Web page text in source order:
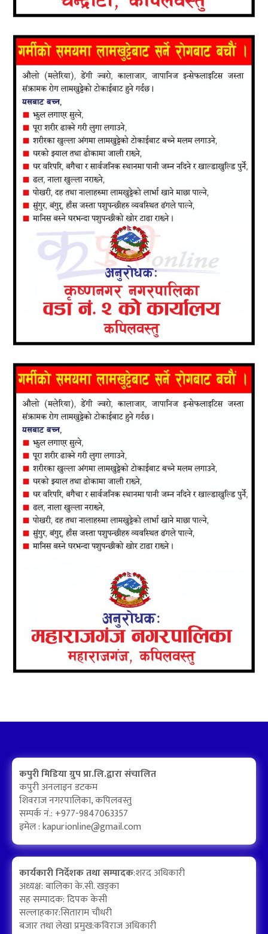
कपुरी मिडिया ग्रुप प्रा.लि.द्वारा संचालित
कपुरी अनलाइन डटकम
शिवराज नगरपालिका, कपिलवस्तु
सम्पर्क नं.: +977-9847063357
इमेल :kapurionline@gmail.com
कार्यकारी निर्देशक तथा सम्पादक:शरद अधिकारी
अध्यक्ष: बालिका के.सी. खड्का
सह सम्पादक: दिपक केसी
सल्लाहकार:सिताराम चौधरी
बजार तथा लेखा प्रमुख:कविराज अधिकारी